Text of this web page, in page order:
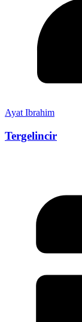
Ayat Ibrahim
Tergelincir